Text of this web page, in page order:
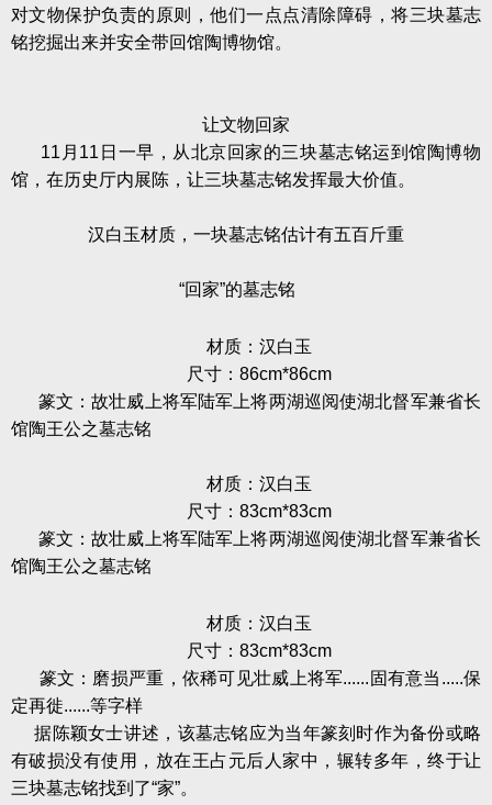
对文物保护负责的原则，他们一点点清除障碍，将三块墓志
铭挖掘出来并安全带回馆陶博物馆。
让文物回家
11月11日一早，从北京回家的三块墓志铭运到馆陶博物
馆，在历史厅内展陈，让三块墓志铭发挥最大价值。
汉白玉材质，一块墓志铭估计有五百斤重
“回家”的墓志铭
材质：汉白玉
尺寸：86cm*86cm
篆文：故壮威上将军陆军上将两湖巡阅使湖北督军兼省长
馆陶王公之墓志铭
材质：汉白玉
尺寸：83cm*83cm
篆文：故壮威上将军陆军上将两湖巡阅使湖北督军兼省长
馆陶王公之墓志铭
材质：汉白玉
尺寸：83cm*83cm
篆文：磨损严重，依稀可见壮威上将军......固有意当.....保
定再徙......等字样
据陈颖女士讲述，该墓志铭应为当年篆刻时作为备份或略
有破损没有使用，放在王占元后人家中，辗转多年，终于让
三块墓志铭找到了“家”。